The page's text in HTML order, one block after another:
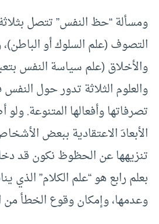
ومسألة “حظ النفس” تتصل
التصوف (علم السلوك أو الباطن)،
والأخلاق (علم سياسة النفس
والعلوم الثلاثة تدور حول
تصرفاتها وأفعالها المتنوعة. ولو
الأبعادَ الاعتقادية ببعض
تنزيهها عن الحظوظ نكون قد
بعلم رابع هو “علم الكلام” الذي
وعدمها، وإمكان وقوع الخطأ من